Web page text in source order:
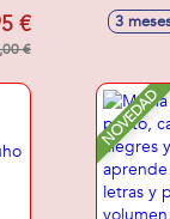
€
€
3
NOVEDAD